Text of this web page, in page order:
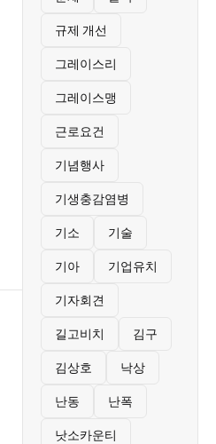
규제 개선
그레이스리
그레이스맹
근로요건
기념행사
기생충감염병
기소 기술
기아 기업유치
기자회견
길고비치 김구
김상호 낙상
난동 난폭
낫소카운티